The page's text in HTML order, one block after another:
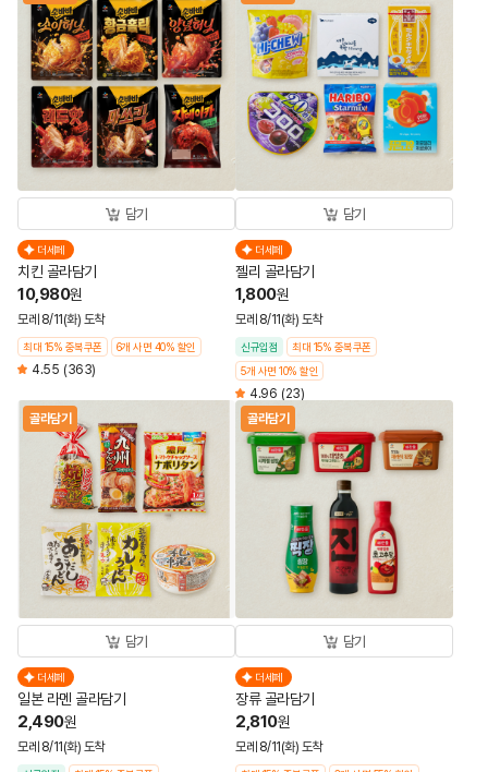
담기
더세페
치킨 골라담기
10,980원
모레 8/11(화) 도착
최대 15% 중복쿠폰 6개 사면 40% 할인
4.55 (363)
담기
더세페
젤리 골라담기
1,800원
모레 8/11(화) 도착
신규입점
최대 15% 중복쿠폰
5개 사면 10% 할인
4.96 (23)
골라담기
담기
더세페
일본 라멘 골라담기
2,490원
모레 8/11(화) 도착
골라담기
담기
더세페
장류 골라담기
2,810원
모레 8/11(화) 도착